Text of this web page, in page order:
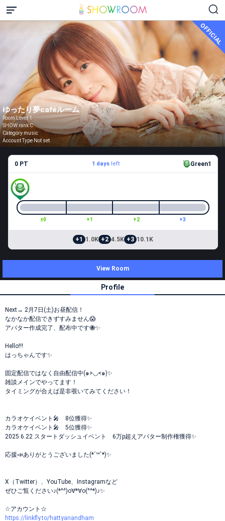
OFFICIAL
ゆったり夢caféルーム
Room Level 1
SHOW rank C
Category music
Account Type Not set
0 PT 1 daysleft Green1
±0 +1 +2 +3
+1 1.0K +2 4.5K +3 10.1K
View Room
Profile
Next→ 2月7日(土)お昼配信！
なかなか配信できずすみません😱
アバター作成完了、配布中です🐝✨
Hello!!!
はっちゃんです✨
固定配信ではなく自由配信中(๑>◡<๑)✨
雑談メインでやってます！
タイミングが合えば是非覗いてみてください！
カラオケイベント🎤 8位獲得✨
カラオケイベント🎤 5位獲得✨
2025.6.22 スタートダッシュイベント 6万p超えアバター制作権獲得✨
応援📣ありがとうございました(*´꒳`*)✨
X（Twitter）、YouTube、Instagramなど
ぜひご覧ください♪(*^^)o∀*∀o(^^*)♪✨
☆アカウント☆
https://linkfly.to/hattyanandham